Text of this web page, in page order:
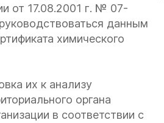
от 17.08.2001 г. № 07-
данным
химического
их к анализу
органа
в соответствии с